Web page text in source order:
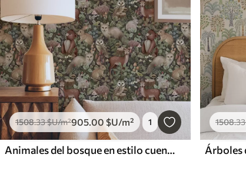
1508.33$U/m²905.00 $U/m² 1
Animales del bosque en estilo cuento de hadas
1508.33